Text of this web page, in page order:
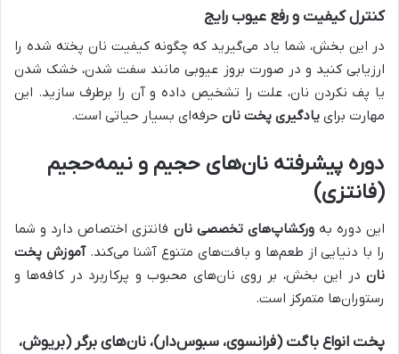
کنترل کیفیت و رفع عیوب رایج
در این بخش، شما یاد می‌گیرید که چگونه کیفیت نان پخته شده را
ارزیابی کنید و در صورت بروز عیوبی مانند سفت شدن، خشک شدن
یا پف نکردن نان، علت را تشخیص داده و آن را برطرف سازید. این
مهارت برای یادگیری پخت نان حرفه‌ای بسیار حیاتی است.
دوره پیشرفته نان‌های حجیم و نیمه‌حجیم
(فانتزی)
این دوره بهورکشاپ‌های تخصصی نان فانتزی اختصاص دارد و شما
را با دنیایی از طعم‌ها و بافت‌های متنوع آشنا می‌کند.آموزش پخت
نان در این بخش، بر روی نان‌های محبوب و پرکاربرد در کافه‌ها و
رستوران‌ها متمرکز است.
پخت انواع باگت (فرانسوی، سبوس‌دار)، نان‌های برگر (بریوش،